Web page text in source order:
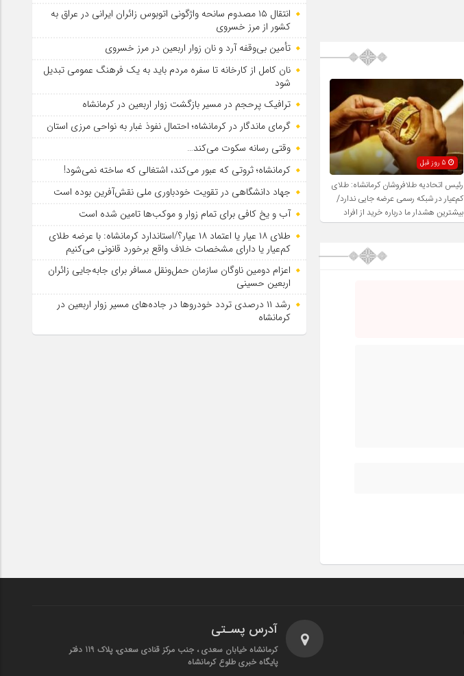
رئیس اتحادیه طلافروشان کرمانشاه: طلای
کم‌عیار در شبکه رسمی عرضه جایی ندارد/
بیشترین هشدار ما درباره خرید از افراد
فاقد صلاحیت است
انتقال ۱۵ مصدوم سانحه واژگونی اتوبوس زائران ایرانی در عراق به
کشور از مرز خسروی
تأمین بی‌وقفه آرد و نان زوار اربعین در مرز خسروی
نان کامل از کارخانه تا سفره مردم باید به یک فرهنگ عمومی تبدیل
شود
ترافیک پرحجم در مسیر بازگشت زوار اربعین در کرمانشاه
گرمای ماندگار در کرمانشاه؛ احتمال نفوذ غبار به نواحی مرزی استان
وقتی رسانه سکوت می‌کند…
کرمانشاه؛ ثروتی که عبور می‌کند، اشتغالی که ساخته نمی‌شود!
جهاد دانشگاهی در تقویت خودباوری ملی نقش‌آفرین بوده است
آب و یخ کافی برای تمام زوار و موکب‌ها تامین شده است
طلای ۱۸ عیار یا اعتماد ۱۸ عیار؟/استاندارد کرمانشاه: با عرضه طلای
کم‌عیار یا دارای مشخصات خلاف واقع برخورد قانونی می‌کنیم
اعزام دومین ناوگان سازمان حمل‌ونقل مسافر برای جابه‌جایی زائران
اربعین حسینی
رشد ۱۱ درصدی تردد خودروها در جاده‌های مسیر زوار اربعین در
کرمانشاه
آدرس پسـتی
کرمانشاه خیابان سعدی ، جنب مرکز قنادی سعدی، پلاک 119 دفتر
پایگاه خبری طلوع کرمانشاه